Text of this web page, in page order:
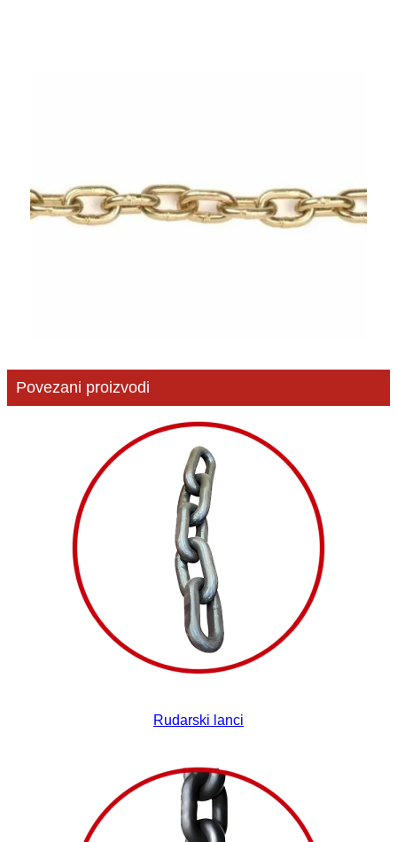
Povezani proizvodi
Rudarski lanci